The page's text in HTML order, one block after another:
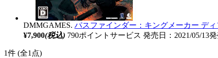
DMMGAMES. パスファインダー：キングメーカー デ
¥7,900(税込) 790ポイントサービス 発売日：2021/05/13
1件 (全1点)